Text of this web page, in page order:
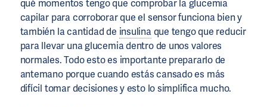
qué momentos tengo que comprobar la glucemia
capilar para corroborar que el sensor funciona bien y
también la cantidad de insulinaque tengo que reducir
para llevar una glucemia dentro de unos valores
normales. Todo esto es importante prepararlo de
antemano porque cuando estás cansado es más
difícil tomar decisiones y esto lo simplifica mucho.